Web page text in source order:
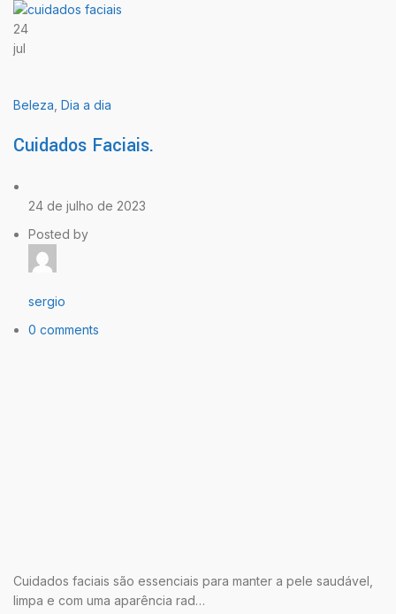
24
jul
Beleza Dia a dia
Cuidados Faciais.
24 de julho de 2023
Posted by
sergio
0 comments
Cuidados faciais são essenciais para manter a pele saudável,
limpa e com uma aparência rad…